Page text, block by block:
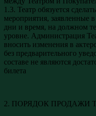
1.3. Театр обязуется
мероприятия, заявленные
дни и время, на должном
уровне. Администрация
вносить изменения в
без предварительного
составе не являются
билета
2. ПОРЯДОК ПРОДАЖИ